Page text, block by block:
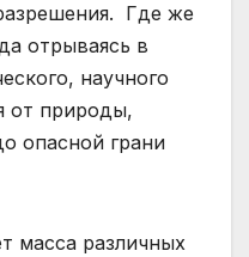
Где же
отрываясь в
научного
от природы,
опасной грани
масса различных